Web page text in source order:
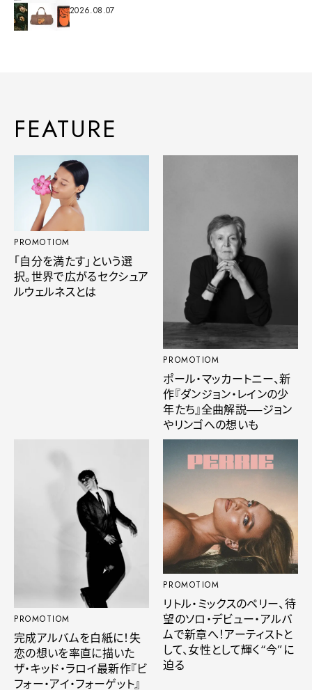
2026.08.07
FEATURE
PROMOTIOM
「自分を満たす」という選
択。世界で広がるセクシュア
ルウェルネスとは
PROMOTIOM
ポール・マッカートニー、新
作『ダンジョン・レインの少
年たち』全曲解説──ジョン
やリンゴへの想いも
PROMOTIOM
完成アルバムを白紙に！失
恋の想いを率直に描いた
ザ・キッド・ラロイ最新作『ビ
フォー・アイ・フォーゲット』
PROMOTIOM
リトル・ミックスのペリー、待
望のソロ・デビュー・アルバ
ムで新章へ！アーティストと
して、女性として輝く“今”に
迫る